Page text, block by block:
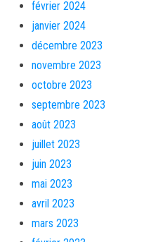
février 2024
janvier 2024
décembre 2023
novembre 2023
octobre 2023
septembre 2023
août 2023
juillet 2023
juin 2023
mai 2023
avril 2023
mars 2023